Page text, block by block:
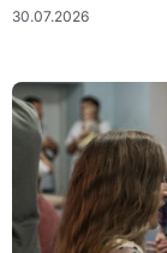
30.07.2026